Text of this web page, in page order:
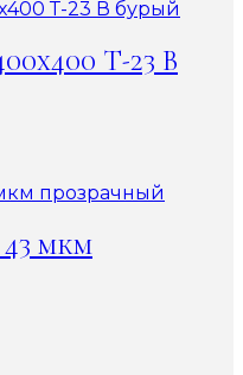
Т-23 В
мкм